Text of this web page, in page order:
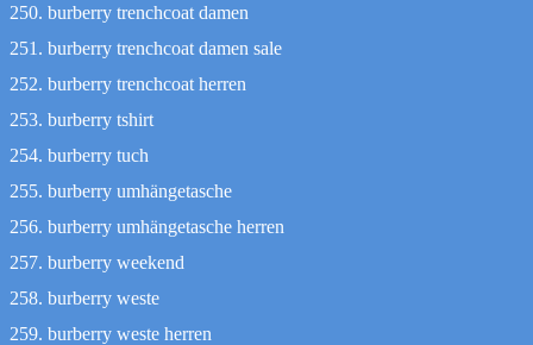
burberry trenchcoat damen
burberry trenchcoat damen sale
burberry trenchcoat herren
burberry tshirt
burberry tuch
burberry umhängetasche
burberry umhängetasche herren
burberry weekend
burberry weste
burberry weste herren